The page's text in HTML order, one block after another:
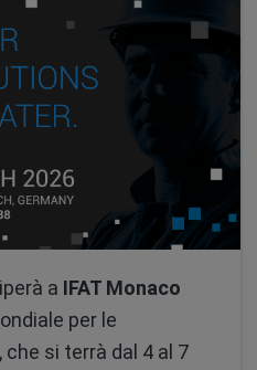
a IFAT Monaco
per le
si terrà dal 4 al 7